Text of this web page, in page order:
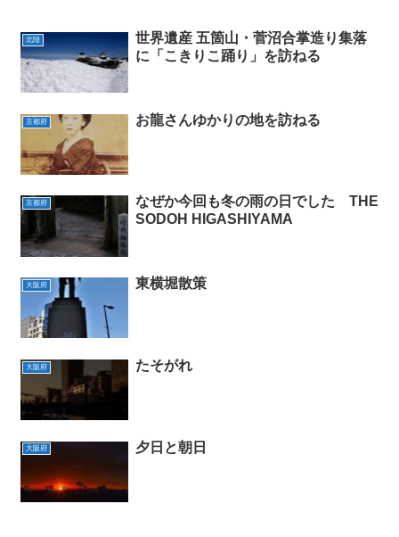
北陸
世界遺産 五箇山・菅沼合掌造り集落
に「こきりこ踊り」を訪ねる
京都府 お龍さんゆかりの地を訪ねる
京都府
なぜか今回も冬の雨の日でした THE
SODOH HIGASHIYAMA
大阪府 東横堀散策
大阪府 たそがれ
大阪府 夕日と朝日